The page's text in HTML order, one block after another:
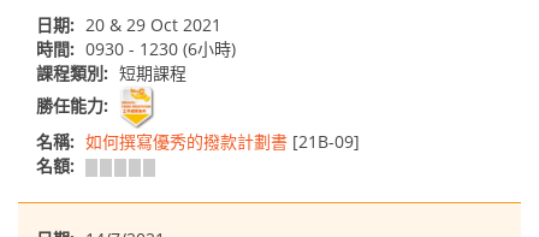
日期: 20 & 29 Oct 2021
時間: 0930 - 1230 (6小時)
課程類別: 短期課程
勝任能力:
名稱: 如何撰寫優秀的撥款計劃書 [21B-09]
名額: